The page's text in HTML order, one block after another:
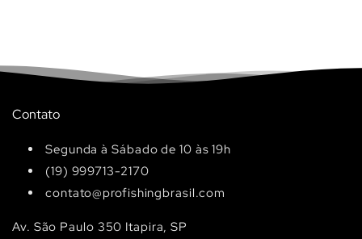
Contato
Segunda à Sábado de 10 às 19h
(19) 999713-2170
contato@profishingbrasil.com
Av. São Paulo 350 Itapira, SP